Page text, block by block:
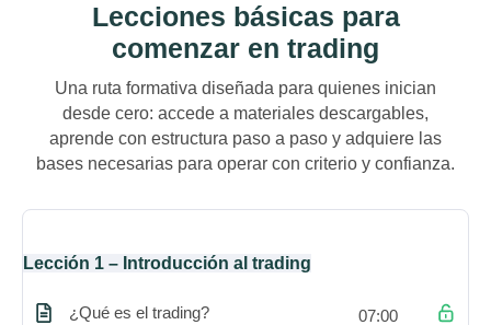
Lecciones básicas para
comenzar en trading
Una ruta formativa diseñada para quienes inician
desde cero: accede a materiales descargables,
aprende con estructura paso a paso y adquiere las
bases necesarias para operar con criterio y confianza.
Lección 1 – Introducción al trading
¿Qué es el trading? 07:00